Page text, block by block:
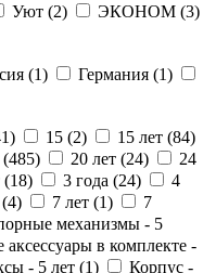
Уют (2) ЭКОНОМ (3)
(1) Германия (1)
) 15 (2) 15 лет (84)
(485) 20 лет (24)
24
(18) 3 года (24)
4
4) 7 лет (1)
7
механизмы - 5
в комплекте -
- 5 лет (1) Корпус -